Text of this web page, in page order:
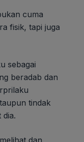
cuma
fisik, tapi juga
sebagai
beradab dan
tindak
dan